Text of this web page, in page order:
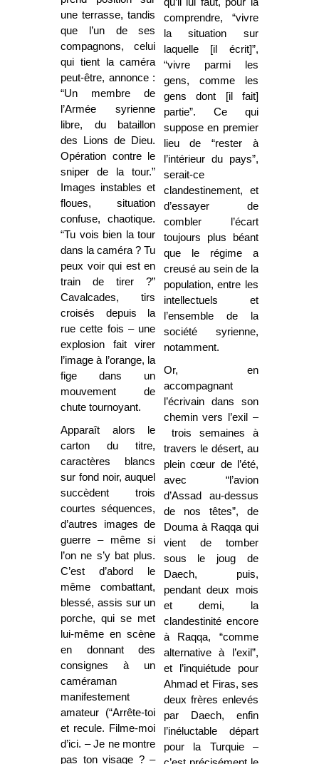
une terrasse, tandis
que l’un de ses
compagnons, celui
qui tient la caméra
peut-être, annonce :
“Un membre de
l’Armée syrienne
libre, du bataillon
des Lions de Dieu.
Opération contre le
sniper de la tour.”
Images instables et
floues, situation
confuse, chaotique.
“Tu vois bien la tour
dans la caméra ? Tu
peux voir qui est en
train de tirer ?”
Cavalcades, tirs
croisés depuis la
rue cette fois – une
explosion fait virer
l’image à l’orange, la
fige dans un
mouvement de
chute tournoyant.
Apparaît alors le
carton du titre,
caractères blancs
sur fond noir, auquel
succèdent trois
courtes séquences,
d’autres images de
guerre – même si
l’on ne s’y bat plus.
C’est d’abord le
même combattant,
blessé, assis sur un
porche, qui se met
lui-même en scène
en donnant des
consignes à un
caméraman
manifestement
amateur (“Arrête-toi
et recule. Filme-moi
d’ici. – Je ne montre
pas ton visage ? –
comprendre, “vivre
la situation sur
laquelle [il écrit]”,
“vivre parmi les
gens, comme les
gens dont [il fait]
partie”. Ce qui
suppose en premier
lieu de “rester à
l’intérieur du pays”,
serait-ce
clandestinement, et
d’essayer de
combler l’écart
toujours plus béant
que le régime a
creusé au sein de la
population, entre les
intellectuels et
l’ensemble de la
société syrienne,
notamment.
Or, en
accompagnant
l’écrivain dans son
chemin vers l’exil –
trois semaines à
travers le désert, au
plein cœur de l’été,
avec “l’avion
d’Assad au-dessus
de nos têtes”, de
Douma à Raqqa qui
vient de tomber
sous le joug de
Daech, puis,
pendant deux mois
et demi, la
clandestinité encore
à Raqqa, “comme
alternative à l’exil”,
et l’inquiétude pour
Ahmad et Firas, ses
deux frères enlevés
par Daech, enfin
l’inéluctable départ
pour la Turquie –